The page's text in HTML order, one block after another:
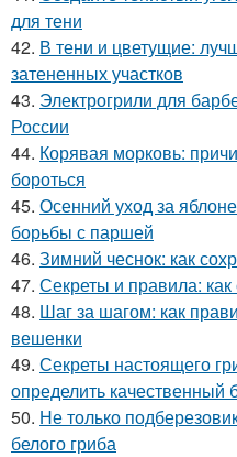
для тени
42. В тени и цветущие:
затененных участков
43. Электрогрили для
России
44. Корявая морковь:
бороться
45. Осенний уход за
борьбы с паршей
46. Зимний чеснок: как
47. Секреты и правила:
48. Шаг за шагом: как
вешенки
49. Секреты настоящего
определить качественный
50. Не только
белого гриба